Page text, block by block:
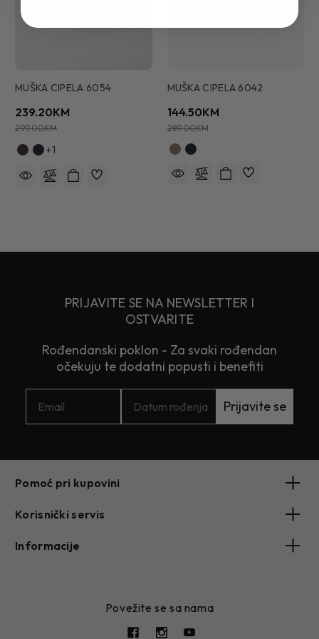
MUŠKA CIPELA 6054
239.20KM
299.00KM
+1
MUŠKA CIPELA 6042
144.50KM
289.00KM
PRIJAVITE SE NA NEWSLETTER I
OSTVARITE
Rođendanski poklon - Za svaki rođendan
očekuju te dodatni popusti i benefiti
Prijavite se
Pomoć pri kupovini
Korisnički servis
Informacije
Povežite se sa nama